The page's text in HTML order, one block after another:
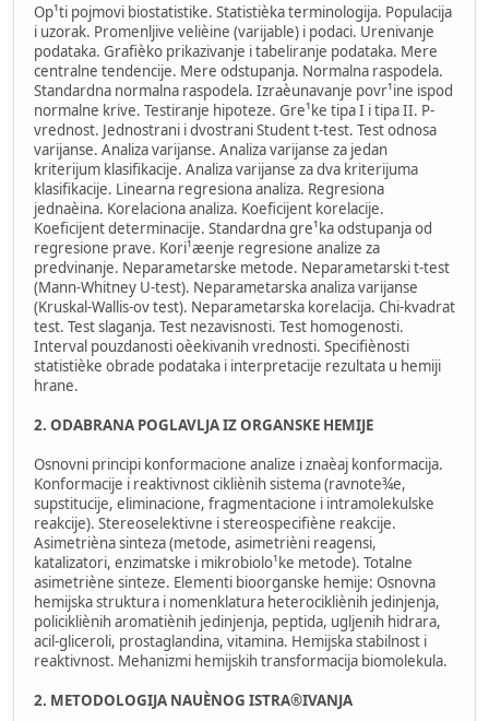
Op¹ti pojmovi biostatistike. Statistièka terminologija. Populacija
i uzorak. Promenljive velièine (varijable) i podaci. Urenivanje
podataka. Grafièko prikazivanje i tabeliranje podataka. Mere
centralne tendencije. Mere odstupanja. Normalna raspodela.
Standardna normalna raspodela. Izraèunavanje povr¹ine ispod
normalne krive. Testiranje hipoteze. Gre¹ke tipa I i tipa II. P-
vrednost. Jednostrani i dvostrani Student t-test. Test odnosa
varijanse. Analiza varijanse. Analiza varijanse za jedan
kriterijum klasifikacije. Analiza varijanse za dva kriterijuma
klasifikacije. Linearna regresiona analiza. Regresiona
jednaèina. Korelaciona analiza. Koeficijent korelacije.
Koeficijent determinacije. Standardna gre¹ka odstupanja od
regresione prave. Kori¹æenje regresione analize za
predvinanje. Neparametarske metode. Neparametarski t-test
(Mann-Whitney U-test). Neparametarska analiza varijanse
(Kruskal-Wallis-ov test). Neparametarska korelacija. Chi-kvadrat
test. Test slaganja. Test nezavisnosti. Test homogenosti.
Interval pouzdanosti oèekivanih vrednosti. Specifiènosti
statistièke obrade podataka i interpretacije rezultata u hemiji
hrane.
2. ODABRANA POGLAVLJA IZ ORGANSKE HEMIJE
Osnovni principi konformacione analize i znaèaj konformacija.
Konformacije i reaktivnost cikliènih sistema (ravnote¾e,
supstitucije, eliminacione, fragmentacione i intramolekulske
reakcije). Stereoselektivne i stereospecifiène reakcije.
Asimetrièna sinteza (metode, asimetrièni reagensi,
katalizatori, enzimatske i mikrobiolo¹ke metode). Totalne
asimetriène sinteze. Elementi bioorganske hemije: Osnovna
hemijska struktura i nomenklatura heterocikliènih jedinjenja,
policikliènih aromatiènih jedinjenja, peptida, ugljenih hidrara,
acil-gliceroli, prostaglandina, vitamina. Hemijska stabilnost i
reaktivnost. Mehanizmi hemijskih transformacija biomolekula.
2. METODOLOGIJA NAUÈNOG ISTRA®IVANJA